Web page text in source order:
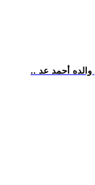
أحمد عد